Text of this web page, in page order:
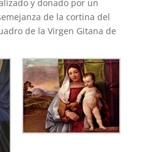
y donado por un
de la cortina del
de la Virgen Gitana de